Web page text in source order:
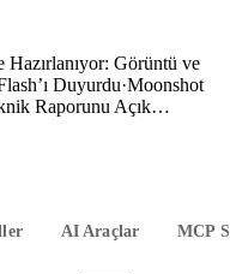
Görüntü ve
Duyurdu·Moonshot
Raporunu Açık…
AI Araçlar MCP